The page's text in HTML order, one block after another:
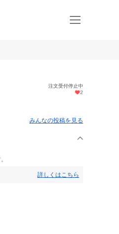
注文受付停止中
2
みんなの投稿を見る
詳しくはこちら